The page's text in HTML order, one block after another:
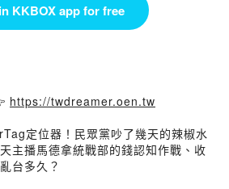
KKBOX app for free
https://twdreamer.oen.tw
定位器！民眾黨吵了幾天的辣椒水
主播馬德拿統戰部的錢認知作戰、收
台多久？